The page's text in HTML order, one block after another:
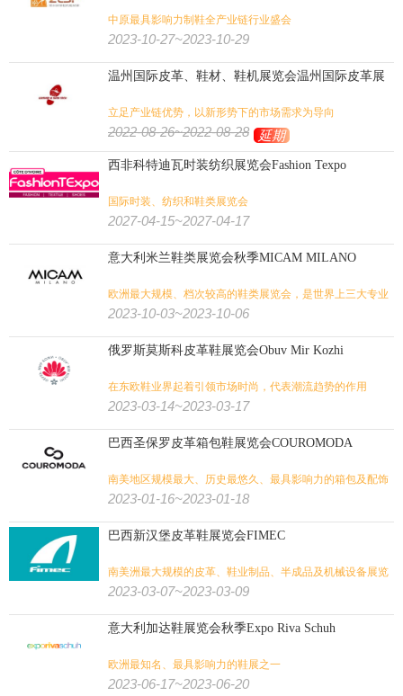
中原最具影响力制鞋全产业链行业盛会
2023-10-27~2023-10-29
温州国际皮革、鞋材、鞋机展览会温州国际皮革展
立足产业链优势，以新形势下的市场需求为导向
2022-08-26~2022-08-28 延期
西非科特迪瓦时装纺织展览会Fashion Texpo
国际时装、纺织和鞋类展览会
2027-04-15~2027-04-17
意大利米兰鞋类展览会秋季MICAM MILANO
欧洲最大规模、档次较高的鞋类展览会，是世界上三大专业
鞋展之一。
2023-10-03~2023-10-06
俄罗斯莫斯科皮革鞋展览会Obuv Mir Kozhi
在东欧鞋业界起着引领市场时尚，代表潮流趋势的作用
2023-03-14~2023-03-17
巴西圣保罗皮革箱包鞋展览会COUROMODA
南美地区规模最大、历史最悠久、最具影响力的箱包及配饰
展览会
2023-01-16~2023-01-18
巴西新汉堡皮革鞋展览会FIMEC
南美洲最大规模的皮革、鞋业制品、半成品及机械设备展览
会
2023-03-07~2023-03-09
意大利加达鞋展览会秋季Expo Riva Schuh
欧洲最知名、最具影响力的鞋展之一
2023-06-17~2023-06-20